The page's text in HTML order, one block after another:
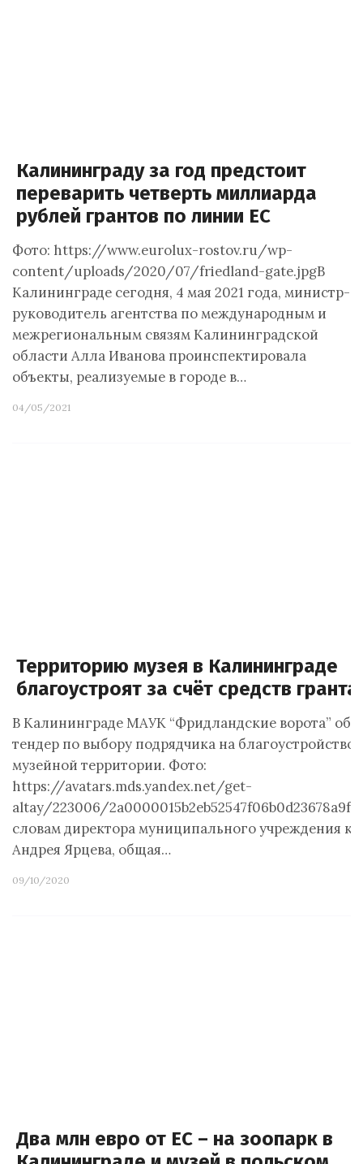
Калининграду за год предстоит
переварить четверть миллиарда
рублей грантов по линии ЕС
Фото: https://www.eurolux-rostov.ru/wp-
content/uploads/2020/07/friedland-gate.jpgВ
Калининграде сегодня, 4 мая 2021 года, министр-
руководитель агентства по международным и
межрегиональным связям Калининградской
области Алла Иванова проинспектировала
объекты, реализуемые в городе в…
04/05/2021
Территорию музея в Калининграде
благоустроят за счёт средств
В Калининграде МАУК “Фридландские ворота”
тендер по выбору подрядчика на благоустройство
музейной территории. Фото:
https://avatars.mds.yandex.net/get-
altay/223006/
словам директора муниципального учреждения
Андрея Ярцева, общая…
09/10/2020
Два млн евро от ЕС – на зоопарк в